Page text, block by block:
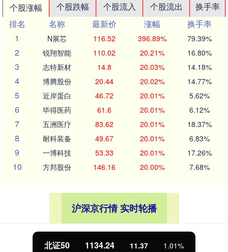
个股涨幅 个股跌幅 个股流入 个股流出
换手率
排名
名称 最新价 涨幅
换手率
1
N展芯 116.52 396.89% 79.39%
2 锐翔智能 110.02 20.21% 16.80%
3 志特新材 14.8 20.03% 14.18%
4 博腾股份 20.44 20.02% 14.77%
5 近岸蛋白 46.72 20.01% 5.62%
6 毕得医药 61.6 20.01% 6.12%
7 五洲医疗 83.62 20.01% 18.37%
8 耐科装备 49.67 20.01% 6.83%
9 一博科技 53.33 20.01% 17.26%
10 方邦股份 146.16 20.00% 7.68%
沪深京行情 实时轮播
北证50 1134.24 11.37 1.01%